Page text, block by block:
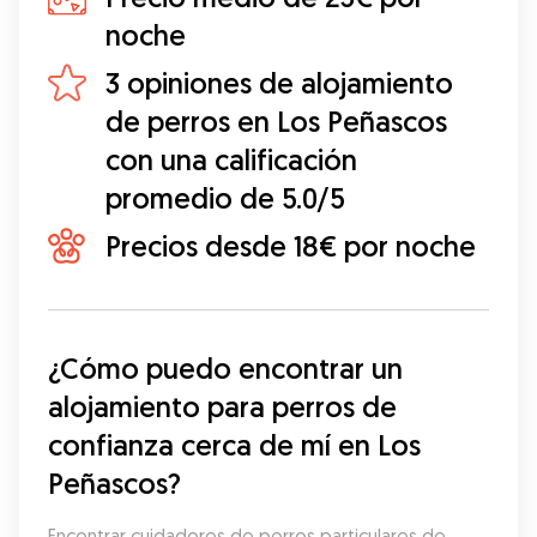
noche
3 opiniones de alojamiento
de perros en Los Peñascos
con una calificación
promedio de 5.0/5
Precios desde 18€ por noche
¿Cómo puedo encontrar un
alojamiento para perros de
confianza cerca de mí en Los
Peñascos?